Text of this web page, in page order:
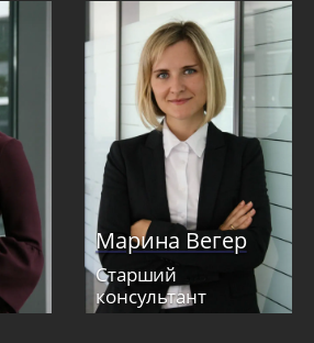
Марина Вегер
Старший
консультант